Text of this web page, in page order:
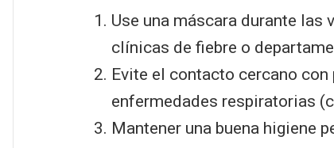
Use una máscara durante
clínicas de fiebre o
Evite el contacto cercano
enfermedades respiratorias
Mantener una buena higiene